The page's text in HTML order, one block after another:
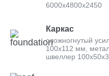
6000х4800х2450
Каркас
сложногнутый
100х112 мм,
швеллер 100х50х3